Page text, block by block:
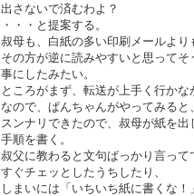
出さないで済むわよ？
・・・と提案する。
叔母も、白紙の多い印刷メールより
その方が逆に読みやすいと思ってそ
事にしたみたい。
ところがまず、転送が上手く行かな
なので、ぱんちゃんがやってみると
スンナリできたので、叔母が紙を出
手順を書く。
叔父に教わると文句ばっかり言って
すぐチェッとしたうちしたり、
しまいには「いちいち紙に書くな！